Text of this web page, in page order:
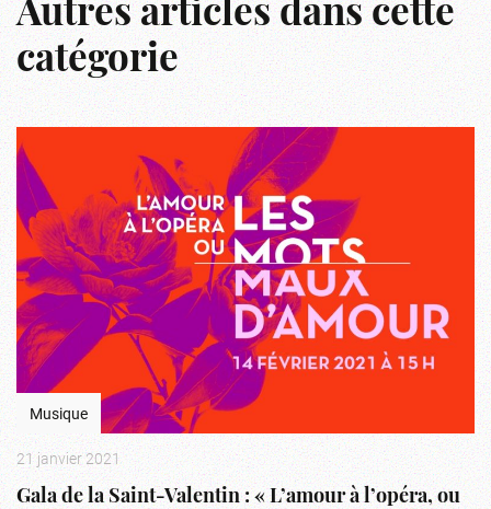
Autres articles dans cette
catégorie
Musique
21 janvier 2021
Gala de la Saint-Valentin : « L’amour à l’opéra, ou